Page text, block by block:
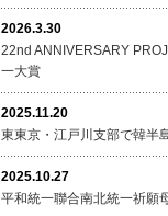
2026.3.30
22nd ANNIVERSARY
一大賞
2025.11.20
東東京・江戸川支部で韓半
2025.10.27
平和統一聯合南北統一祈願